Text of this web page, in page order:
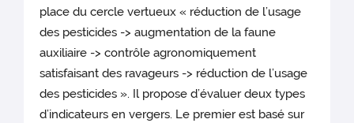
place du cercle vertueux « réduction de l’usage
des pesticides -> augmentation de la faune
auxiliaire -> contrôle agronomiquement
satisfaisant des ravageurs -> réduction de l’usage
des pesticides ». Il propose d’évaluer deux types
d’indicateurs en vergers. Le premier est basé sur